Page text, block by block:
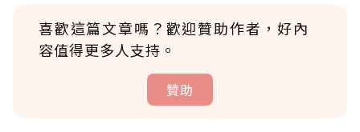
喜歡這篇文章嗎？歡迎贊助作者，好內
容值得更多人支持。
贊助